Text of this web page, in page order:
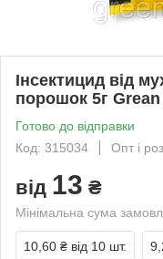
Інсектицид від
порошок 5г
Готово до відправки
Код: 315034
Опт і
від 13 ₴
Мінімальна сума
10,60 ₴ від 10 шт.